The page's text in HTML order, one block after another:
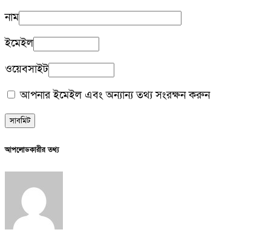
নাম
ইমেইল
ওয়েবসাইট
আপনার ইমেইল এবং অন্যান্য তথ্য সংরক্ষন করুন
আপলোডকারীর তথ্য